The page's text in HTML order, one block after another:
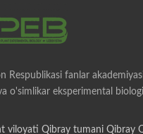
Respublikasi fanlar
o'simlikar eksperimental
viloyati Qibray tumani Qibray